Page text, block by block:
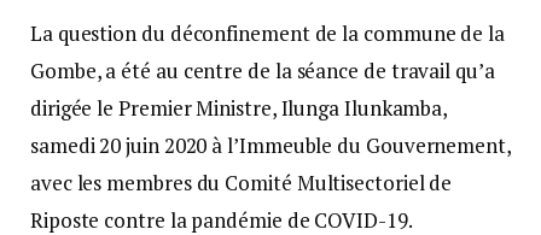
La question du déconfinement de la commune de la
Gombe, a été au centre de la séance de travail qu’a
dirigée le Premier Ministre, Ilunga Ilunkamba,
samedi 20 juin 2020 à l’Immeuble du Gouvernement,
avec les membres du Comité Multisectoriel de
Riposte contre la pandémie de COVID-19.